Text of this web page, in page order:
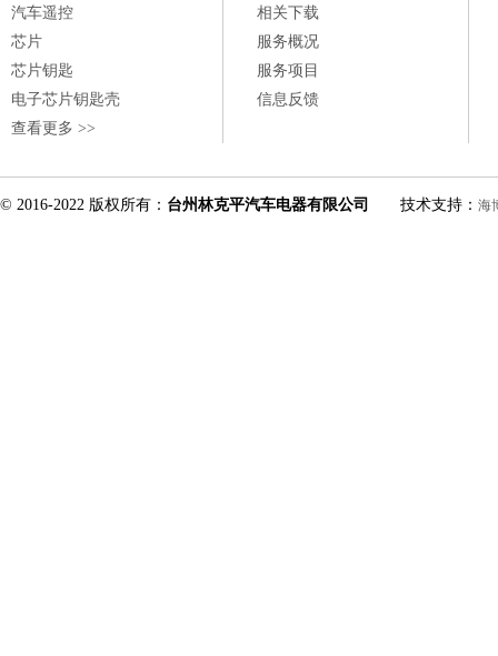
汽车遥控
芯片
芯片钥匙
电子芯片钥匙壳
查看更多 >>
相关下载
服务概况
服务项目
信息反馈
© 2016-2022 版权所有： 台州林克平汽车电器有限公司 技术支持： 海